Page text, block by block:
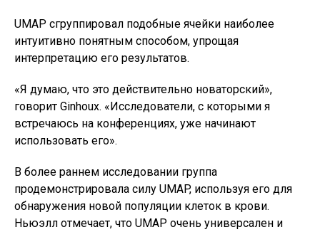
UMAP сгруппировал подобные ячейки наиболее
интуитивно понятным способом, упрощая
интерпретацию его результатов.
«Я думаю, что это действительно новаторский»,
говорит Ginhoux. «Исследователи, с которыми я
встречаюсь на конференциях, уже начинают
использовать его».
В более раннем исследовании группа
продемонстрировала силу UMAP, используя его для
обнаружения новой популяции клеток в крови.
Ньюэлл отмечает, что UMAP очень универсален и